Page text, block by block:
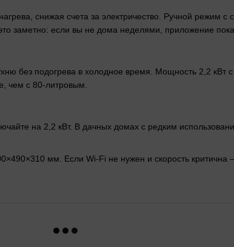
снижая счета за электричество. Ручной режим
заметно: если вы не дома неделями, приложение
без подогрева в холодное время. Мощность 2,2 кВт
чем с 80-литровым.
на 2,2 кВт. В дачных домах с редким
мм. Если Wi-Fi не нужен и скорость